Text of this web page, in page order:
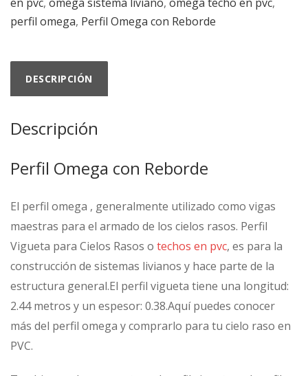
perfil omega, Perfil Omega con Reborde
DESCRIPCIÓN
Descripción
Perfil Omega con Reborde
El perfil omega , generalmente utilizado como vigas
maestras para el armado de los cielos rasos. Perfil
Vigueta para Cielos Rasos o techos en pvc, es para la
construcción de sistemas livianos y hace parte de la
estructura general.El perfil vigueta tiene una longitud:
2.44 metros y un espesor: 0.38.Aquí puedes conocer
más del perfil omega y comprarlo para tu cielo raso en
PVC.